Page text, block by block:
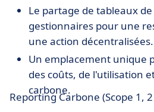
Le partage de tableaux
gestionnaires pour une
une action décentralisées.
Un emplacement unique
des coûts, de l'utilisation
carbone.
Reporting Carbone (Scope 1,